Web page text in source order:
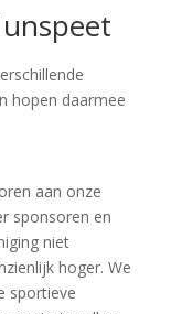
hopen daarmee
aan onze
sponsoren en
niet
hoger. We
sportieve